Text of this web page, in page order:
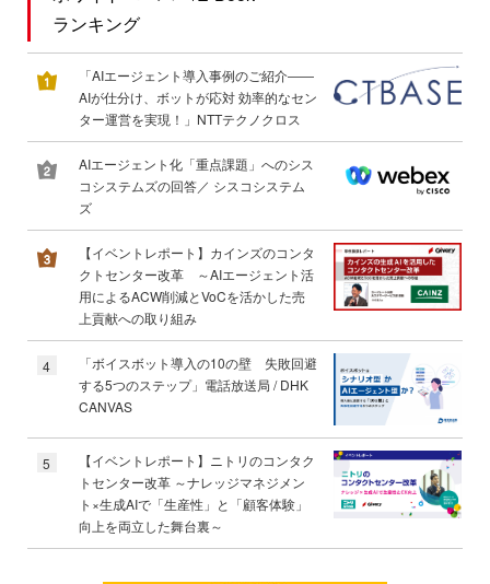
ランキング
「AIエージェント導入事例のご紹介――
AIが仕分け、ボットが応対 効率的なセン
ター運営を実現！」NTTテクノクロス
AIエージェント化「重点課題」へのシス
コシステムズの回答／ シスコシステム
ズ
【イベントレポート】カインズのコンタ
クトセンター改革 ～AIエージェント活
用によるACW削減とVoCを活かした売
上貢献への取り組み
4
「ボイスボット導入の10の壁 失敗回避
する5つのステップ」電話放送局 / DHK
CANVAS
5
【イベントレポート】ニトリのコンタク
トセンター改革 ～ナレッジマネジメン
ト×生成AIで「生産性」と「顧客体験」
向上を両立した舞台裏～